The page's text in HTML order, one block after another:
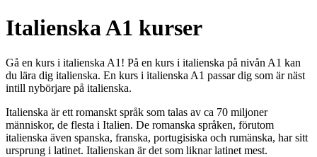
Italienska A1 kurser
Gå en kurs i italienska A1! På en kurs i italienska på nivån A1 kan
du lära dig italienska. En kurs i italienska A1 passar dig som är näst
intill nybörjare på italienska.
Italienska är ett romanskt språk som talas av ca 70 miljoner
människor, de flesta i Italien. De romanska språken, förutom
italienska även spanska, franska, portugisiska och rumänska, har sitt
ursprung i latinet. Italienskan är det som liknar latinet mest.